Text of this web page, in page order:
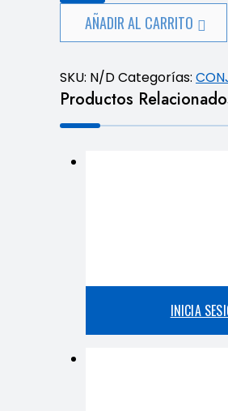
AÑADIR AL CARRITO
SKU: N/DCategorías:
Productos
INICIA